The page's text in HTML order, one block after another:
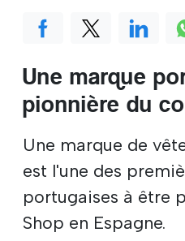
Une marque
pionnière du
Une marque de
est l'une des
portugaises à être
Shop en Espagne.